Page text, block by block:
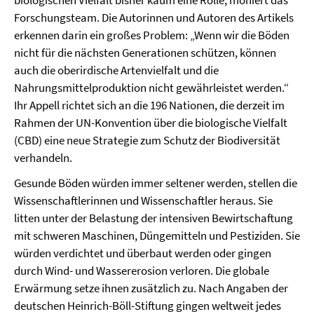
Forschungsteam. Die Autorinnen und Autoren des Artikels
erkennen darin ein großes Problem: „Wenn wir die Böden
nicht für die nächsten Generationen schützen, können
auch die oberirdische Artenvielfalt und die
Nahrungsmittelproduktion nicht gewährleistet werden.“
Ihr Appell richtet sich an die 196 Nationen, die derzeit im
Rahmen der UN-Konvention über die biologische Vielfalt
(CBD) eine neue Strategie zum Schutz der Biodiversität
verhandeln.
Gesunde Böden würden immer seltener werden, stellen die
Wissenschaftlerinnen und Wissenschaftler heraus. Sie
litten unter der Belastung der intensiven Bewirtschaftung
mit schweren Maschinen, Düngemitteln und Pestiziden. Sie
würden verdichtet und überbaut werden oder gingen
durch Wind- und Wassererosion verloren. Die globale
Erwärmung setze ihnen zusätzlich zu. Nach Angaben der
deutschen Heinrich-Böll-Stiftung gingen weltweit jedes